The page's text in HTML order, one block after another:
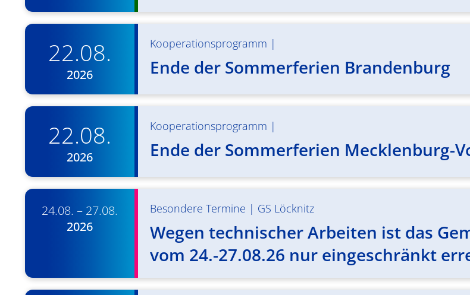
22.08.
2026
Kooperationsprogramm |
Ende der Sommerferien Brandenburg
22.08.
2026
Kooperationsprogramm |
Ende der Sommerferien Mecklenburg-
24.08. – 27.08.
2026
Besondere Termine | GS Löcknitz
Wegen technischer Arbeiten ist das
vom 24.-27.08.26 nur eingeschränkt